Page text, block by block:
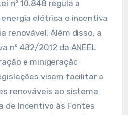
nº 10.848 regula a
elétrica e incentiva
renovável. Além disso, a
nº 482/2012 da ANEEL
e minigeração
visam facilitar a
renováveis ao sistema
de Incentivo às Fontes